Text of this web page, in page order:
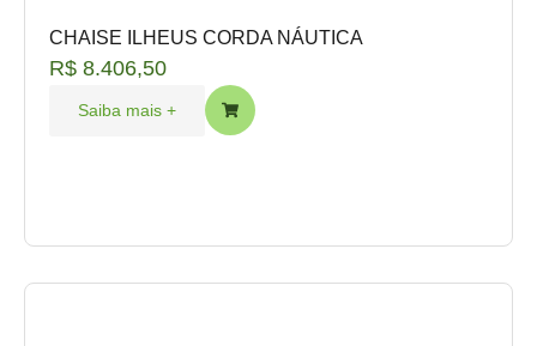
CHAISE ILHEUS CORDA NÁUTICA
R$ 8.406,50
Saiba mais +